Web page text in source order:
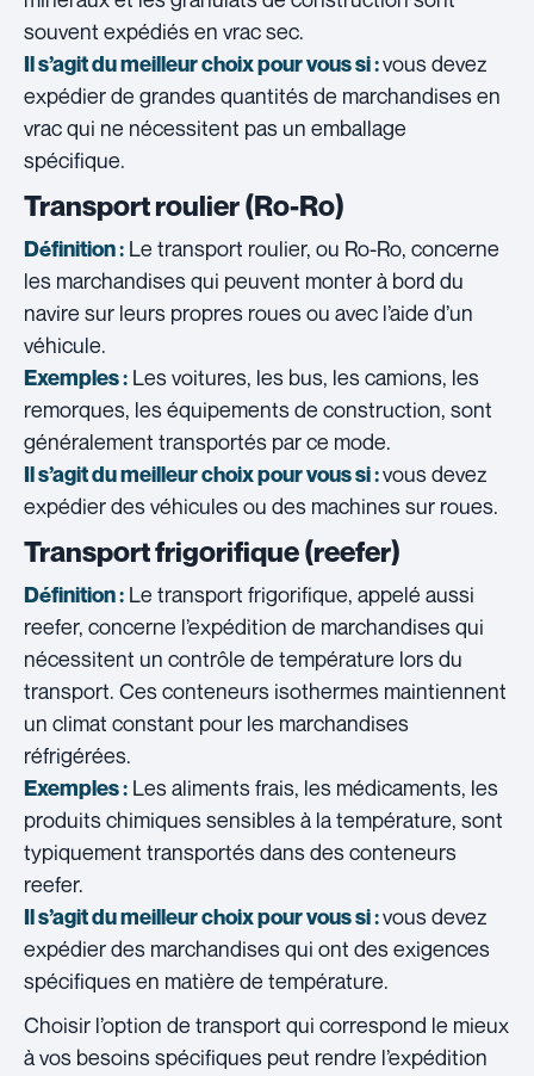
souvent expédiés en vrac sec.
Il s’agit du meilleur choix pour vous si :vous devez
expédier de grandes quantités de marchandises en
vrac qui ne nécessitent pas un emballage
spécifique.
Transport roulier (Ro-Ro)
Définition : Le transport roulier, ou Ro-Ro, concerne
les marchandises qui peuvent monter à bord du
navire sur leurs propres roues ou avec l’aide d’un
véhicule.
Exemples : Les voitures, les bus, les camions, les
remorques, les équipements de construction, sont
généralement transportés par ce mode.
Il s’agit du meilleur choix pour vous si :vous devez
expédier des véhicules ou des machines sur roues.
Transport frigorifique (reefer)
Définition : Le transport frigorifique, appelé aussi
reefer, concerne l’expédition de marchandises qui
nécessitent un contrôle de température lors du
transport. Ces conteneurs isothermes maintiennent
un climat constant pour les marchandises
réfrigérées.
Exemples : Les aliments frais, les médicaments, les
produits chimiques sensibles à la température, sont
typiquement transportés dans des conteneurs
reefer.
Il s’agit du meilleur choix pour vous si :vous devez
expédier des marchandises qui ont des exigences
spécifiques en matière de température.
Choisir l’option de transport qui correspond le mieux
à vos besoins spécifiques peut rendre l’expédition